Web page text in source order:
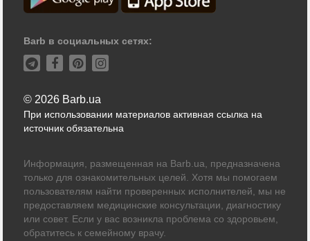
Barb в социальных сетях:
© 2026 Barb.ua
При использовании материалов активная ссылка на
источник обязательна
Информация, размещенная на Barb.ua, предназначена
только для ознакомительных целей. Хотя мы помогаем
пользователям найти проверенных исполнителей, мы не
предоставляем медицинские консультации, диагностику
или совет. Если у вас возникла проблема со здоровьем,
обратитесь к семейному врачу.